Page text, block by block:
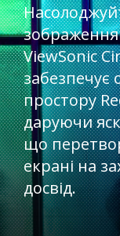
ViewSonic
забезпечує
простору
даруючи
що
екрані на
досвід.